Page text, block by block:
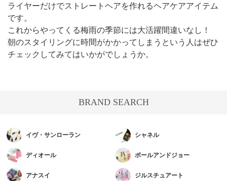
ライヤーだけでストレートヘアを作れるヘアケアアイテム
です。
これからやってくる梅雨の季節には大活躍間違いなし！
朝のスタイリングに時間がかかってしまうという人はぜひ
チェックしてみてはいかがでしょうか。
BRAND SEARCH
イヴ・サンローラン シャネル
ディオール ポールアンドジョー
アナスイ ジルスチュアート